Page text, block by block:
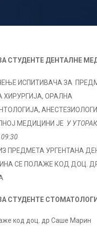
СТУДЕНТЕ ДЕНТАЛНЕ
ИСПИТИВАЧА ЗА
ХИРУРГИЈА, ОРАЛНА
МЕДИЦИНИ ЈЕ У УТОРАК
ПРЕДМЕТА УРГЕНТАНА
СЕ ПОЛАЖЕ КОД ДОЦ.
СТУДЕНТЕ
код доц. др Саше Марин